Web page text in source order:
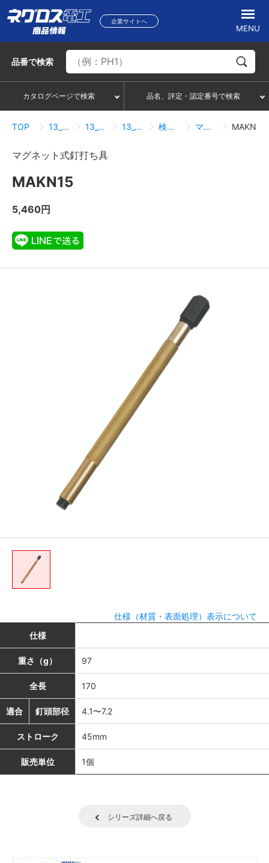
企業サイトへ
MENU
品番で検索
カタログページで検索 品名、評定・認定番号で検索
TOP 13_工具・検電器 13_08_アイデア工具・他 13_08_01_アイデア工具・他 検索結果一覧 マグネット式釘打ち具
マグネット式釘打ち具
MAKN15
5,460円
仕様（材質・表面処理）表示について
仕様
重さ（g） 97
全長 170
適合 釘頭部径 4.1〜7.2
ストローク 45mm
販売単位 1個
シリーズ詳細へ戻る